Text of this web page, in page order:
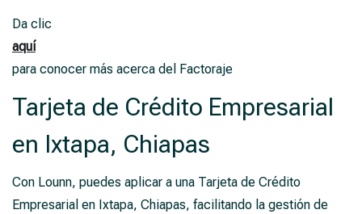
Da clic
aquí
para conocer más acerca del Factoraje
Tarjeta de Crédito Empresarial
en Ixtapa, Chiapas
Con Lounn, puedes aplicar a una Tarjeta de Crédito
Empresarial en Ixtapa, Chiapas, facilitando la gestión de